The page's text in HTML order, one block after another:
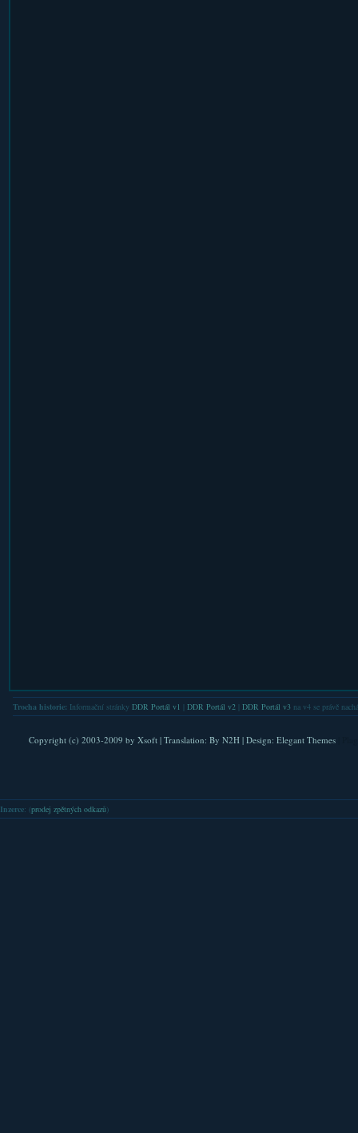
Trocha historie: Informační stránky DDR Portál v1 DDR Portál v2| DDR Portál v3na v4 se právě
Copyright (c) 2003-2009 by Xsoft| Translation: By N2H| Design: Elegant Themes
Inzerce: (prodej zpětných odkazů )